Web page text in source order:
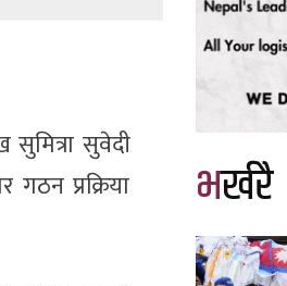
सुवेदी
प्रक्रिया
भर्खरै